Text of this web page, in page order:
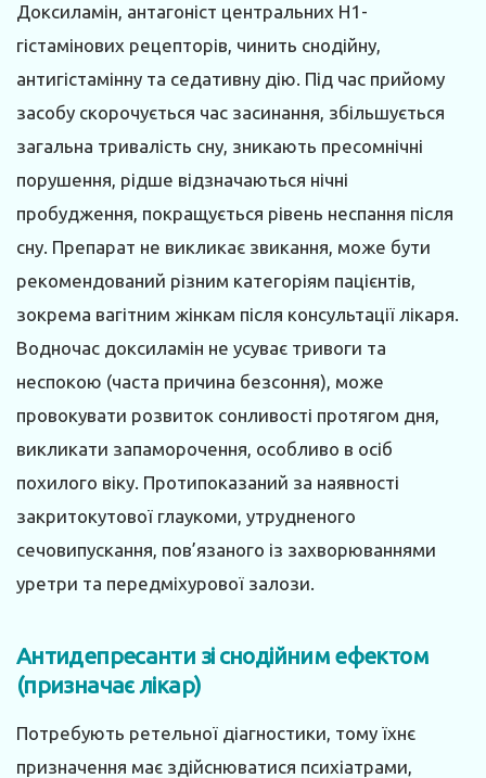
Доксиламін, антагоніст центральних Н1-
гістамінових рецепторів, чинить снодійну,
антигістамінну та седативну дію. Під час прийому
засобу скорочується час засинання, збільшується
загальна тривалість сну, зникають пресомнічні
порушення, рідше відзначаються нічні
пробудження, покращується рівень неспання після
сну. Препарат не викликає звикання, може бути
рекомендований різним категоріям пацієнтів,
зокрема вагітним жінкам після консультації лікаря.
Водночас доксиламін не усуває тривоги та
неспокою (часта причина безсоння), може
провокувати розвиток сонливості протягом дня,
викликати запаморочення, особливо в осіб
похилого віку. Протипоказаний за наявності
закритокутової глаукоми, утрудненого
сечовипускання, пов’язаного із захворюваннями
уретри та передміхурової залози.
Антидепресанти зі снодійним ефектом
(призначає лікар)
Потребують ретельної діагностики, тому їхнє
призначення має здійснюватися психіатрами,